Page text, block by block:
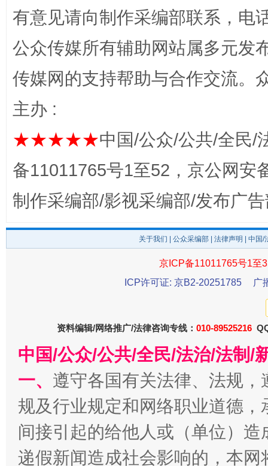
东山县通报“牛蛙产品抗生素超标问题” 法
千年窑火 生生不息
有意见请向制作采编部联系，电
公众传媒所有辅助网站属多元发
传媒网的支持帮助与合作交流。
主办 :
★★★★★中国/公众/公共/全民/
备11011765号1至52，京公网安
制作采编部/影视采编部/发布广
关于我们 公众采编部 法律声明 | 中国
京ICP备11011765号1至
ICP许可证: 京B2-20251785
广
资料编辑/网络推广/法律咨询专线： 010-89525216
中国/公众/公共/全民/法治/法制/
一、 遵守各国有关法律、法规
规及行业规定和网络职业道德
间接引起的给他人或（单位）
递假新闻造成社会影响的，本